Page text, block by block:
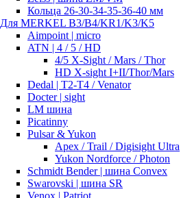
Кольца 26-30-34-35-36-40 мм
Для MERKEL B3/B4/KR1/K3/K5
Aimpoint | micro
ATN | 4 / 5 / HD
4/5 X-Sight / Mars / Thor
HD X-sight I+II/Thor/Mars
Dedal | T2-T4 / Venator
Docter | sight
LM шина
Picatinny
Pulsar & Yukon
Apex / Trail / Digisight Ultra
Yukon Nordforce / Photon
Schmidt Bender | шина Convex
Swarovski | шина SR
Venox | Patriot